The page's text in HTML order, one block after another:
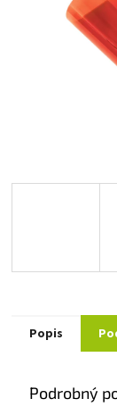
Popis
Podrobný